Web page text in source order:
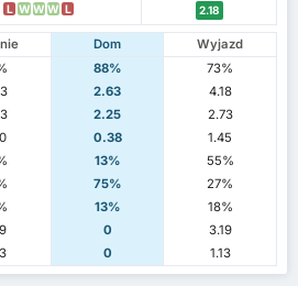
L W W W L 2.18
Dom
Wyjazd
88%
73%
2.63
4.18
2.25
2.73
0.38
1.45
13%
55%
75%
27%
13%
18%
0
3.19
0 1.13